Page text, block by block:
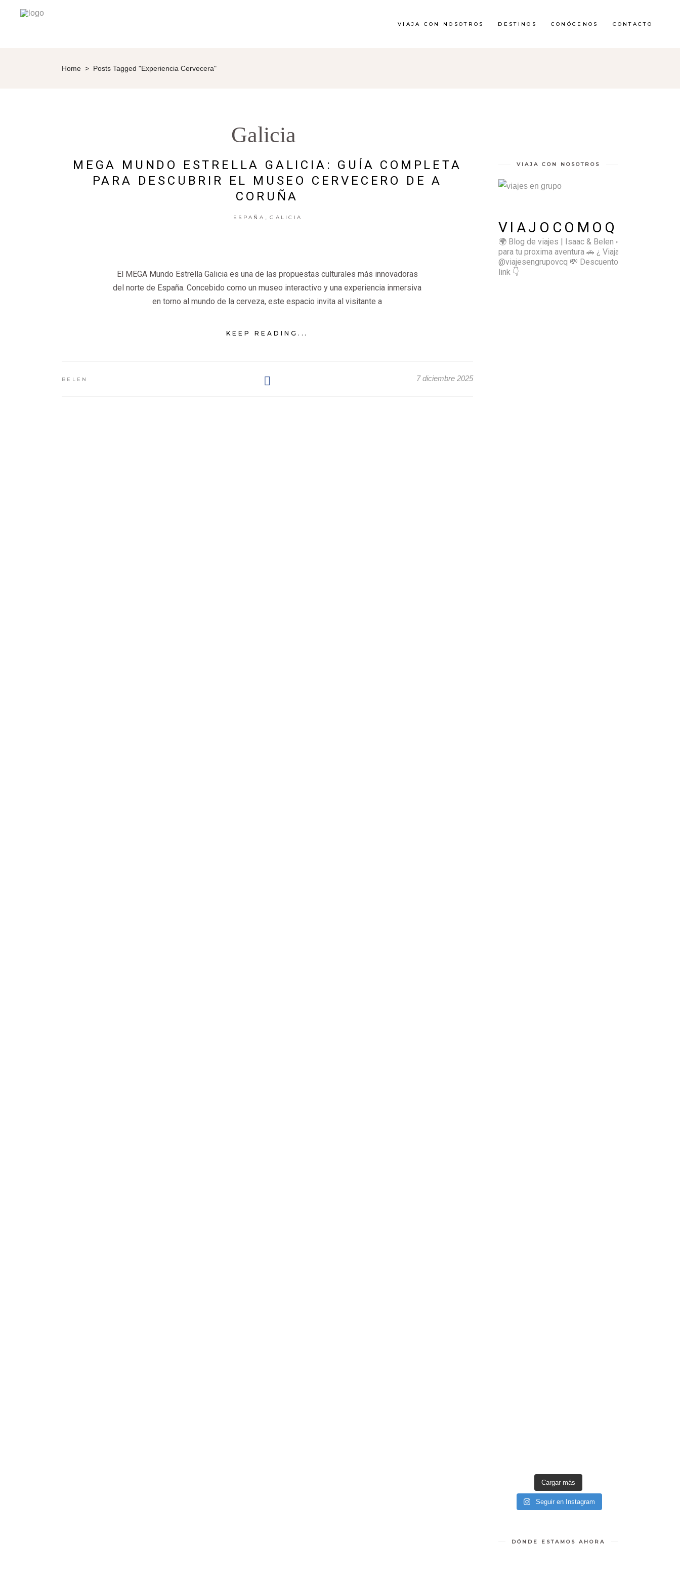
VIAJA CON NOSOTROS DESTINOS CONÓCENOS CONTACTO
Home > Posts Tagged "Experiencia Cervecera"
Galicia
MEGA MUNDO ESTRELLA GALICIA: GUÍA COMPLETA
PARA DESCUBRIR EL MUSEO CERVECERO DE A
CORUÑA
ESPAÑA GALICIA
El MEGA Mundo Estrella Galicia es una de las propuestas culturales más innovadoras
del norte de España. Concebido como un museo interactivo y una experiencia inmersiva
en torno al mundo de la cerveza, este espacio invita al visitante a
KEEP READING...
BELEN 7 diciembre 2025
VIAJA CON NOSOTROS
VIAJOCOMOQUIERO
🌍 Blog de viajes | Isaac & Belen ✈️ Inspírate
para tu proxima aventura 🚗 ¿ Viajas sol@? 👉🏻
@viajesengrupovcq 💸 Descuentos y tips en el
link 👇
Cargar más
Seguir en Instagram
DÓNDE ESTAMOS AHORA